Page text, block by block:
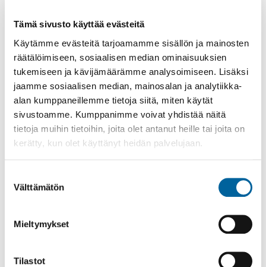
Tämä sivusto käyttää evästeitä
Käytämme evästeitä tarjoamamme sisällön ja mainosten
räätälöimiseen, sosiaalisen median ominaisuuksien
tukemiseen ja kävijämäärämme analysoimiseen. Lisäksi
jaamme sosiaalisen median, mainosalan ja analytiikka-
alan kumppaneillemme tietoja siitä, miten käytät
sivustoamme. Kumppanimme voivat yhdistää näitä
tietoja muihin tietoihin, joita olet antanut heille tai joita on
kerätty, kun olet käyttänyt heidän palvelujaan.
valinta
Välttämätön
Mieltymykset
Tilastot
Vatulanharjun Vestivaalit
08.08.2026 10:00-16:00
Palinperäntie 1312
Lue lisää